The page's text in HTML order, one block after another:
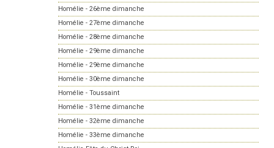
Homélie - 26ème dimanche
Homélie - 27ème dimanche
Homélie - 28ème dimanche
Homélie - 29ème dimanche
Homélie - 29ème dimanche
Homélie - 30ème dimanche
Homélie - Toussaint
Homélie - 31ème dimanche
Homélie - 32ème dimanche
Homélie - 33ème dimanche